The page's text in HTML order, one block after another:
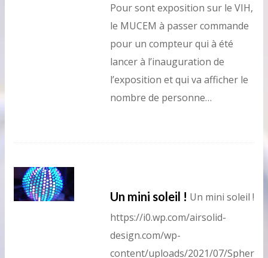
Pour sont exposition sur le VIH,
le MUCEM à passer commande
pour un compteur qui à été
lancer à l’inauguration de
l’exposition et qui va afficher le
nombre de personne…
Un mini soleil ! Un mini soleil !
https://i0.wp.com/airsolid-
design.com/wp-
content/uploads/2021/07/